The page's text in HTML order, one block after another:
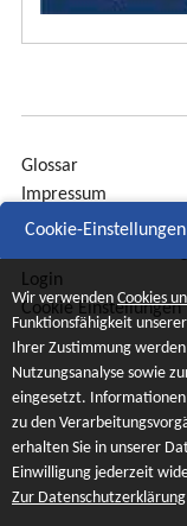
Glossar
Impressum
Sitemap
Login
Cookie Einstellungen
Cookie-Einstellungen
Wir verwenden Cookies
Funktionsfähigkeit
Ihrer Zustimmung
Nutzungsanalyse sowie
eingesetzt. Informationen
zu den
erhalten Sie in unserer
Einwilligung jederzeit
Zur Datenschutzerklärung